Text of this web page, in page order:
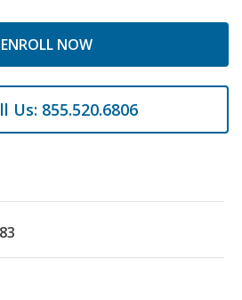
ENROLL NOW
Us: 855.520.6806